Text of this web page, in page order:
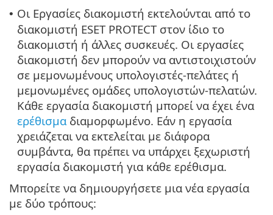
• Οι Εργασίες διακομιστή εκτελούνται από το
διακομιστή ESET PROTECT στον ίδιο το
διακομιστή ή άλλες συσκευές. Οι εργασίες
διακομιστή δεν μπορούν να αντιστοιχιστούν
σε μεμονωμένους υπολογιστές-πελάτες ή
μεμονωμένες ομάδες υπολογιστών-πελατών.
Κάθε εργασία διακομιστή μπορεί να έχει ένα
ερέθισμα διαμορφωμένο. Εάν η εργασία
χρειάζεται να εκτελείται με διάφορα
συμβάντα, θα πρέπει να υπάρχει ξεχωριστή
εργασία διακομιστή για κάθε ερέθισμα.
Μπορείτε να δημιουργήσετε μια νέα εργασία
με δύο τρόπους: